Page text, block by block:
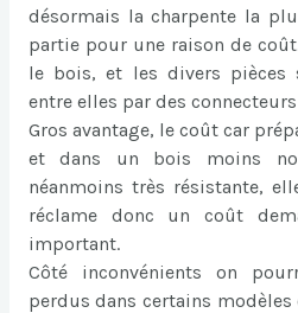
désormais la charpente la
partie pour une raison de
le bois, et les divers pièces
entre elles par des
Gros avantage, le coût car
et dans un bois moins
néanmoins très résistante,
réclame donc un coût
important.
Côté inconvénients on
perdus dans certains